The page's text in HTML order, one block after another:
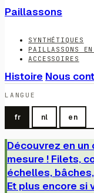
Paillassons
SYNTHÉTIQUES
PAILLASSONS EN
ACCESSOIRES
Histoire Nous
LANGUE
fr nl en
Découvrez en
mesure ! Filets,
échelles,
Et plus encore si